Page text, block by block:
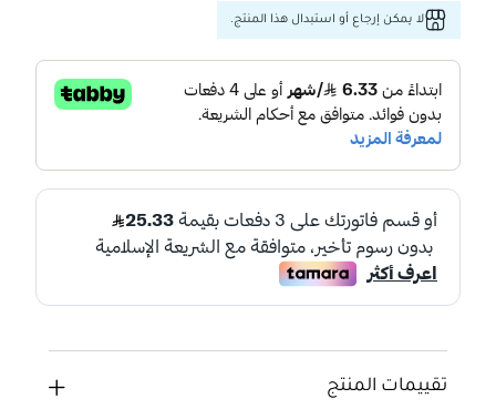
لا يمكن إرجاع أو استبدال هذا المنتج.
تقييمات المنتج